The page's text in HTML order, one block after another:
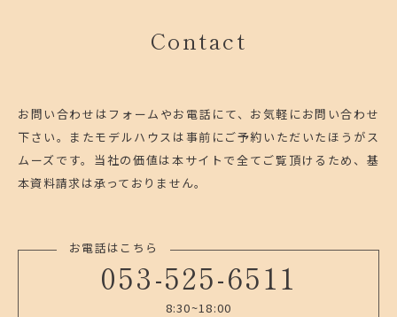
Contact
お問い合わせはフォームやお電話にて、お気軽にお問い合わせ
下さい。 またモデルハウスは事前にご予約いただいたほうがス
ムーズです。 当社の価値は本サイトで全てご覧頂けるため、基
本資料請求は承っておりません。
お電話はこちら
053-525-6511
8:30~18:00